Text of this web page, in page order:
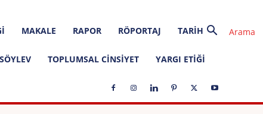
MAKALE RAPOR RÖPORTAJ TARIH
SÖYLEV TOPLUMSAL CINSIYET YARGI ETIĞI